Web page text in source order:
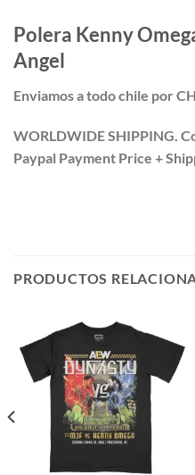
Polera Kenny
Angel
Enviamos a todo chile por
WORLDWIDE SHIPPING.
Paypal Payment Price +
PRODUCTOS